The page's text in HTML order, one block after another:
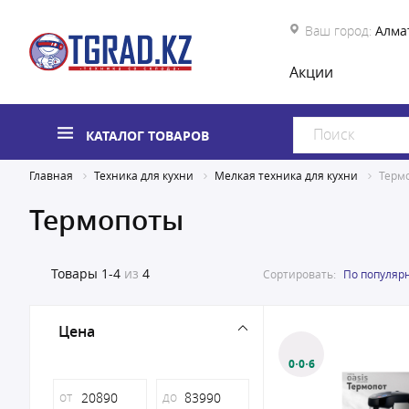
Ваш город:
Акции
КАТАЛОГ ТОВАРОВ
Главная Техника для кухни Мелкая техника для кухни
Термопоты
Товары 1-4 из 4 Сортировать: По
Цена
от до
0·0·6